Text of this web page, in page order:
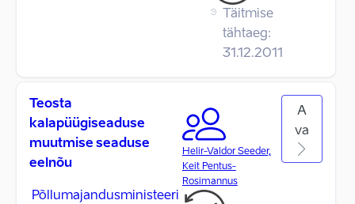
Täitmise
tähtaeg:
31.12.2011
Teosta
kalapüügiseaduse
muutmise seaduse
eelnõu
Põllumajandusministeeri
Helir-Valdor Seeder,
Keit Pentus-
Rosimannus
A
va